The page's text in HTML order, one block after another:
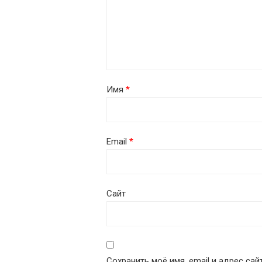
Имя *
Email *
Сайт